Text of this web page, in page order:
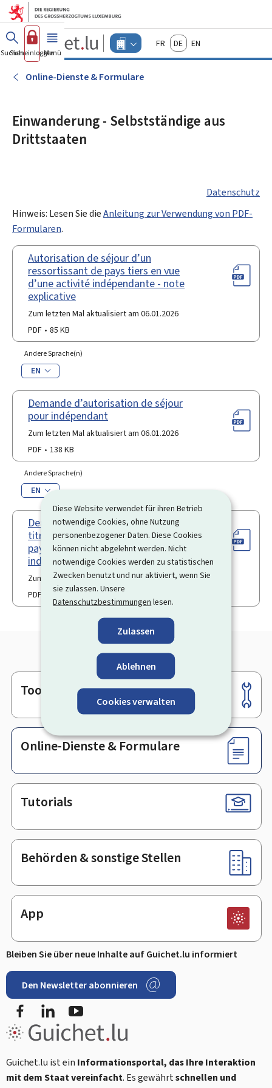
Diese Website verwendet für ihren Betrieb
notwendige Cookies, ohne Nutzung
personenbezogener Daten. Diese Cookies
können nicht abgelehnt werden. Nicht
notwendige Cookies werden zu statistischen
Zwecken benutzt und nur aktiviert, wenn Sie
sie zulassen. Unsere
Datenschutzbestimmungen lesen.
Zulassen
Ablehnen
Cookies verwalten
Zum Hauptmenü
Zum Inhalt
Guichet.lu
Changer
d'espace
-
Menu
FrançaisDeutschEnglish
Suchen
Sich einloggen
Menü Haupt-
Online-Dienste & Formulare
Einwanderung - Selbstständige aus
Drittstaaten
Datenschutz
Hinweis: Lesen Sie dieAnleitung zur Verwendung von PDF-
Formularen.
Autorisation de séjour d’un
ressortissant de pays tiers en vue
d’une activité indépendante - note
explicative
Zum letzten Mal aktualisiert am 06.01.2026
PDF
85 KB
Andere Sprache(n)
EN
Demande d’autorisation de séjour
pour indépendant
Zum letzten Mal aktualisiert am 06.01.2026
PDF
138 KB
Andere Sprache(n)
EN
Demande en renouvellement d’un
titre de séjour pour ressortissant de
pays tiers en qualité de travailleur
indépendant
Zum letzten Mal aktualisiert am 06.01.2026
PDF
94 KB
Footer
Tools
Online-Dienste & Formulare
Tutorials
Behörden & sonstige Stellen
App
Bleiben Sie über neue Inhalte auf Guichet.lu informiert
Den Newsletter abonnieren
FacebookLinkedIn
Guichet.lu ist ein Informationsportal, das Ihre Interaktion
mit dem Staat vereinfacht. Es gewährtschnellen und